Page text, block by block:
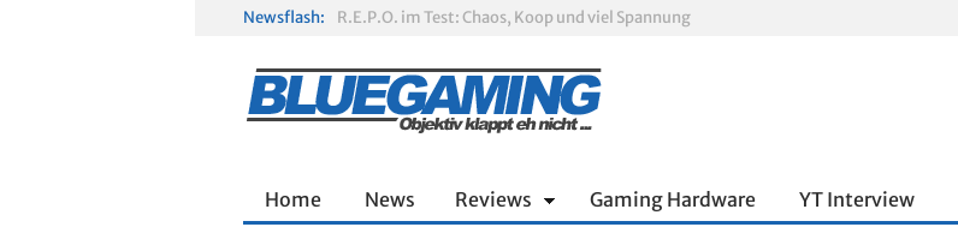
Newsflash:
R.E.P.O. im Test: Chaos, Koop und viel Spannung
Home News Reviews Gaming Hardware YT Interview